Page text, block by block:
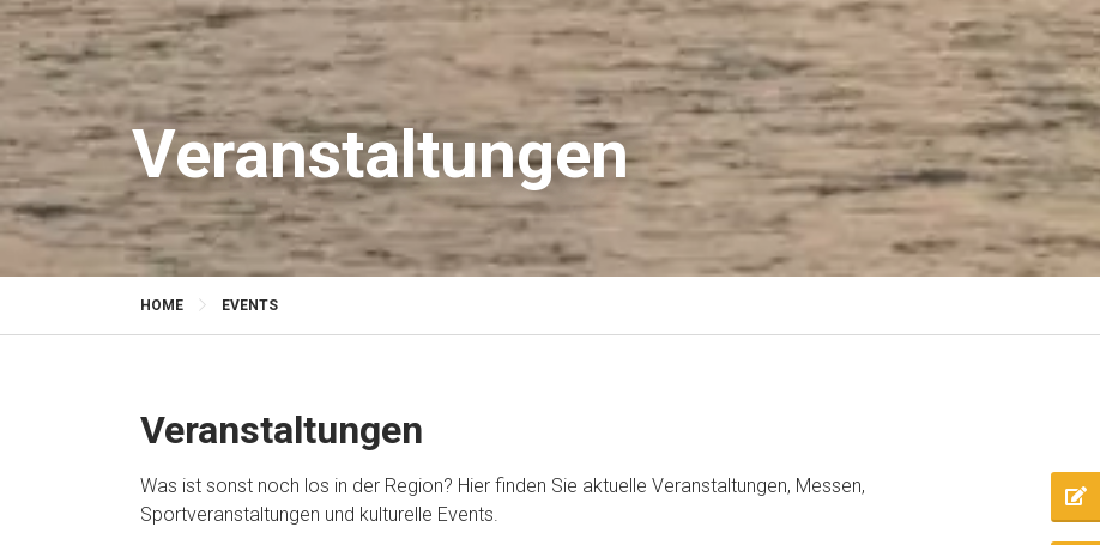
Veranstaltungen
HOME EVENTS
Veranstaltungen
Was ist sonst noch los in der Region? Hier finden Sie aktuelle Veranstaltungen, Messen,
Sportveranstaltungen und kulturelle Events.